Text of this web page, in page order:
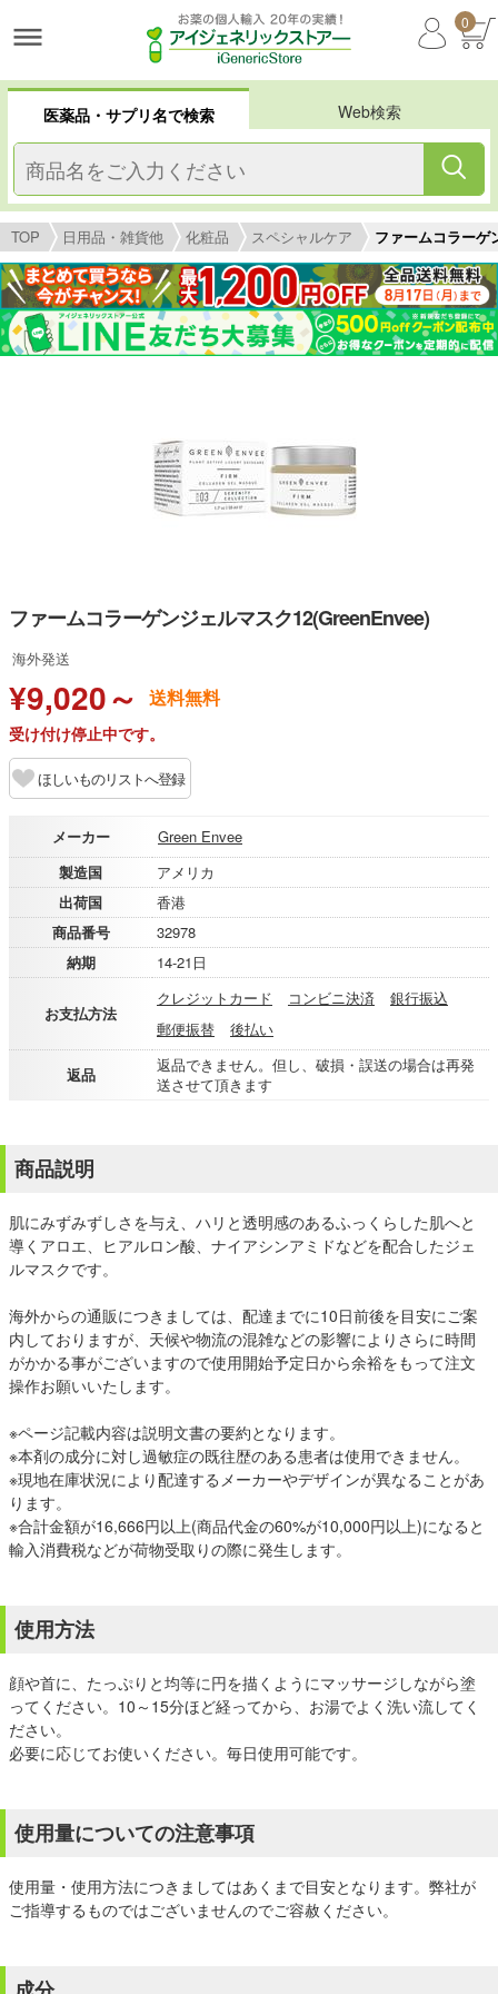
0
医薬品・サプリ名で検索 Web検索
TOP 日用品・雑貨他 化粧品 スペシャルケア ファームコラーゲ
ファームコラーゲンジェルマスク12(GreenEnvee)
海外発送
¥9,020～ 送料無料
受け付け停止中です。
ほしいものリストへ登録
メーカー
Green Envee
製造国
アメリカ
出荷国
香港
商品番号
32978
納期
14-21日
お支払方法
クレジットカード コンビニ決済
銀行振込
郵便振替
後払い
返品
返品できません。但し、破損・誤送の場合は再発
送させて頂きます
商品説明
肌にみずみずしさを与え、ハリと透明感のあるふっくらした肌へと
導くアロエ、ヒアルロン酸、ナイアシンアミドなどを配合したジェ
ルマスクです。
海外からの通販につきましては、配達までに10日前後を目安にご案
内しておりますが、天候や物流の混雑などの影響によりさらに時間
がかかる事がございますので使用開始予定日から余裕をもって注文
操作お願いいたします。
※ページ記載内容は説明文書の要約となります。
※本剤の成分に対し過敏症の既往歴のある患者は使用できません。
※現地在庫状況により配達するメーカーやデザインが異なることがあ
ります。
※合計金額が16,666円以上(商品代金の60%が10,000円以上)になると
輸入消費税などが荷物受取りの際に発生します。
使用方法
顔や首に、たっぷりと均等に円を描くようにマッサージしながら塗
ってください。10～15分ほど経ってから、お湯でよく洗い流してく
ださい。
必要に応じてお使いください。毎日使用可能です。
使用量についての注意事項
使用量・使用方法につきましてはあくまで目安となります。弊社が
ご指導するものではございませんのでご容赦ください。